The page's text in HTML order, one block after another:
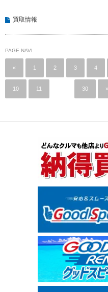
買取情報
PAGE NAVI
« 1 2 3 4
10 11 30 »